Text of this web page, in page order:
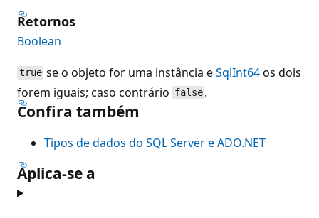
Retornos
Boolean
true se o objeto for uma instância eSqlInt64os dois
forem iguais; caso contrário false .
Confira também
Tipos de dados do SQL Server e ADO.NET
Aplica-se a